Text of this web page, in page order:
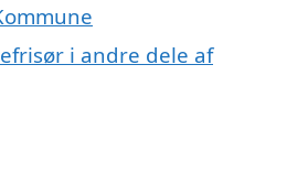
i andre dele af